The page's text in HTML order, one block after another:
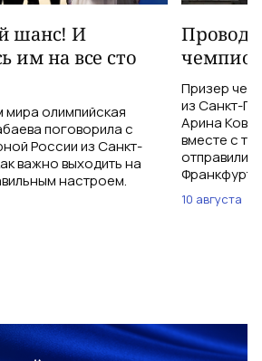
шанс! И
им на все сто
олимпийская
поговорила с
России из Санкт-
важно выходить на
настроем.
Призер
из Санкт-
Арина
вместе с
10 августа